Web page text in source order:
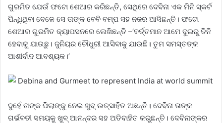
ଗୁରମିତ ଯେଉଁ ଫଟୋ ଶେଆର କରିଛନ୍ତି, ସେଥିରେ ଦେବିନା ଏକ ମିନି ସ୍କର୍ଟ
ପିନ୍ଧିଥିବା ବେଳେ ସେ ତାଙ୍କ ବେବି ବମ୍ପ ସହ ନଜର ଆସିଛନ୍ତି। ଫଟୋ
ଶେଆର ଗୁରମିତ କ୍ୟାପସନରେ ଲେଖିଛନ୍ତି –‘ବର୍ତ୍ତମାନ ଆମେ ଦୁଇରୁ ତିନି
ହେବାକୁ ଯାଉଛୁ। ଜୁନିୟର ଚୌଧୁରୀ ଆସିବାକୁ ଯାଉଛି। ତୁମ ସମସ୍ତଙ୍କ
ଆଶୀର୍ବାଦ ଆବଶ୍ୟକ।’
ଦୁହେଁ ତାଙ୍କ ପିଲାଙ୍କୁ ନେଇ ଖୁବ୍‌ ଉତ୍ସାହିତ ଅଛନ୍ତି। ଦେବିନା ତାଙ୍କ
ଗର୍ଭବତୀ ସମୟକୁ ଖୁବ୍‌ ଆନନ୍ଦର ସହ ଅତିବାହିତ କରୁଛନ୍ତି। ଦେବିନାଙ୍କର